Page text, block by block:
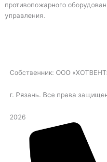
противопожарного
управления.
Собственник: ООО
г. Рязань. Все права
2026